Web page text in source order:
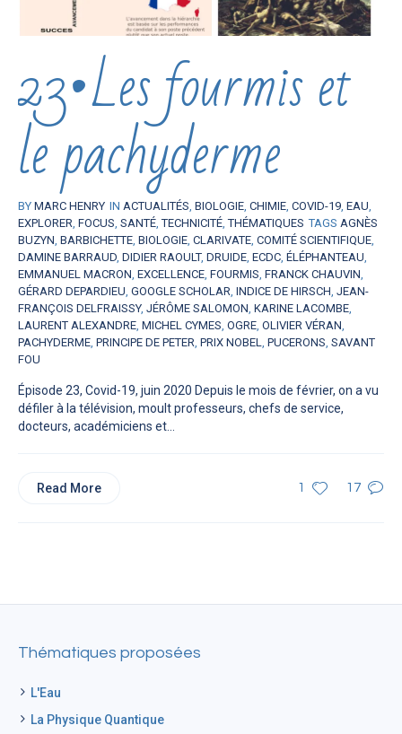
23•Les fourmis et
le pachyderme
BY MARC HENRY IN ACTUALITÉS, BIOLOGIE, CHIMIE, COVID-19, EAU,
EXPLORER, FOCUS, SANTÉ,TECHNICITÉ,THÉMATIQUES TAGS AGNÈS
BUZYN, BARBICHETTE, BIOLOGIE, CLARIVATE, COMITÉ SCIENTIFIQUE,
DAMINE BARRAUD, DIDIER RAOULT, DRUIDE, ECDC, ÉLÉPHANTEAU,
EMMANUEL MACRON, EXCELLENCE, FOURMIS, FRANCK CHAUVIN,
GÉRARD DEPARDIEU, GOOGLE SCHOLAR, INDICE DE HIRSCH, JEAN-
FRANÇOIS DELFRAISSY, JÉRÔME SALOMON, KARINE LACOMBE,
LAURENT ALEXANDRE, MICHEL CYMES, OGRE, OLIVIER VÉRAN,
PACHYDERME, PRINCIPE DE PETER, PRIX NOBEL, PUCERONS, SAVANT
FOU
Épisode 23, Covid-19, juin 2020 Depuis le mois de février, on a vu
défiler à la télévision, moult professeurs, chefs de service,
docteurs, académiciens et...
1 17
Read More
Thématiques proposées
L'Eau
La Physique Quantique